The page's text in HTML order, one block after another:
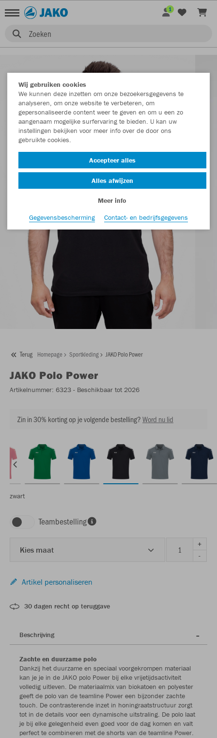
Zoeken
1
Terug Homepage Sportkleding JAKO Polo Power
JAKO Polo Power
Artikelnummer: 6323 - Beschikbaar tot 2026
Zin in 30% korting op je volgende bestelling?Word nu lid
zwart
Teambestelling
Kies maat
+
-
Artikel personaliseren
30 dagen recht op teruggave
Beschrijving
Zachte en duurzame polo
Dankzij het duurzame en speciaal voorgekrompen materiaal
kan je je in de JAKO polo Power bij elke vrijetijdsactiviteit
volledig uitleven. De materiaalmix van biokatoen en polyester
geeft de polo van de teamline Power een bijzonder zachte
touch. De contrasterende inzet in honingraatstructuur zorgt
tot in de details voor een dynamische uitstraling. De polo laat
je bij elke gelegenheid even goed voor de dag komen en valt
perfect te combineren met de shorts van de teamline Power.
Wij gebruiken cookies
We kunnen deze inzetten om onze bezoekersgegevens te
analyseren, om onze website te verbeteren, om
gepersonaliseerde content weer te geven en om u een zo
aangenaam mogelijke surfervaring te bieden. U kan uw
instellingen bekijken voor meer info over de door ons
gebruikte cookies.
Accepteer alles
Alles afwijzen
Meer info
Gegevensbescherming
Contact- en bedrijfsgegevens